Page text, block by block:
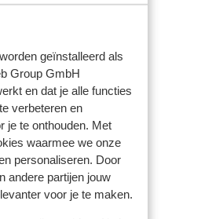
geïnstalleerd als
Group GmbH
en dat je alle functies
verbeteren en
je te onthouden. Met
waarmee we onze
personaliseren. Door
andere partijen jouw
voor je te maken.